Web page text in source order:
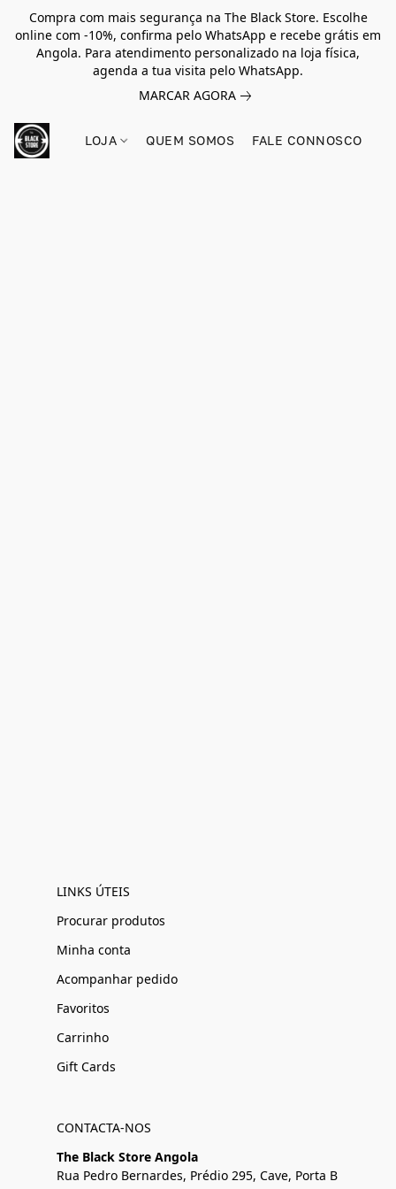
Compra com mais segurança na The Black Store. Escolhe
online com -10%, confirma pelo WhatsApp e recebe grátis em
Angola. Para atendimento personalizado na loja física,
agenda a tua visita pelo WhatsApp.
MARCAR AGORA
LOJA QUEM SOMOS FALE CONNOSCO
LINKS ÚTEIS
Procurar produtos
Minha conta
Acompanhar pedido
Favoritos
Carrinho
Gift Cards
CONTACTA-NOS
The Black Store Angola
Rua Pedro Bernardes, Prédio 295, Cave, Porta B